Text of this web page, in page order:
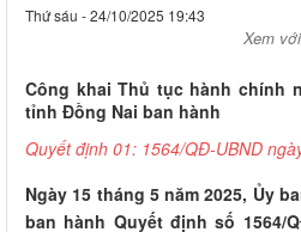
Thứ sáu - 24/10/2025 19:43
Xem
Công khai Thủ tục hành chính
tỉnh Đồng Nai ban hành
Quyết định 01: 1564/QĐ-UBND
Ngày 15 tháng 5 năm 2025, Ủy
ban hành Quyết định số 1564/